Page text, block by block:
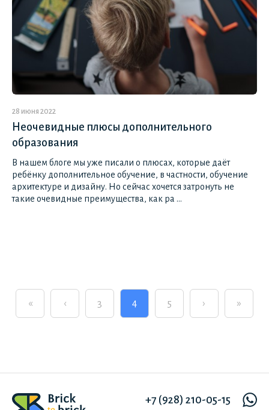
28 июня 2022
Неочевидные плюсы дополнительного
образования
В нашем блоге мы уже писали о плюсах, которые даёт
ребёнку дополнительное обучение, в частности, обучение
архитектуре и дизайну. Но сейчас хочется затронуть не
такие очевидные преимущества, как ра ...
« ‹ 3 4 5 › »
+7 (928) 210-05-15